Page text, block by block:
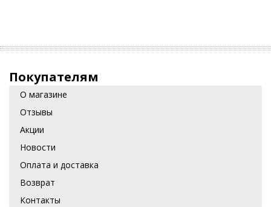
Покупателям
О магазине
Отзывы
Акции
Новости
Оплата и доставка
Возврат
Контакты